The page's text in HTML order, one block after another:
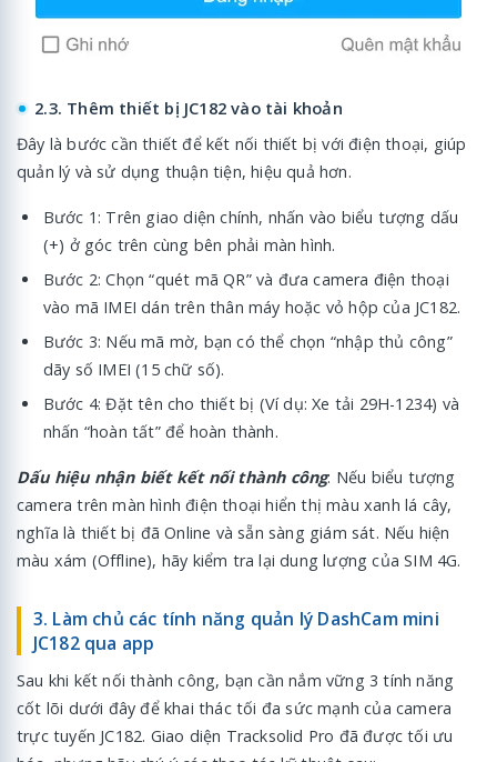
2.3. Thêm thiết bị JC182 vào tài khoản
Đây là bước cần thiết để kết nối thiết bị với điện thoại, giúp
quản lý và sử dụng thuận tiện, hiệu quả hơn.
Bước 1: Trên giao diện chính, nhấn vào biểu tượng dấu
(+) ở góc trên cùng bên phải màn hình.
Bước 2: Chọn “quét mã QR” và đưa camera điện thoại
vào mã IMEI dán trên thân máy hoặc vỏ hộp của JC182.
Bước 3: Nếu mã mờ, bạn có thể chọn “nhập thủ công”
dãy số IMEI (15 chữ số).
Bước 4: Đặt tên cho thiết bị (Ví dụ: Xe tải 29H-1234) và
nhấn “hoàn tất” để hoàn thành.
Dấu hiệu nhận biết kết nối thành công: Nếu biểu tượng
camera trên màn hình điện thoại hiển thị màu xanh lá cây,
nghĩa là thiết bị đã Online và sẵn sàng giám sát. Nếu hiện
màu xám (Offline), hãy kiểm tra lại dung lượng của SIM 4G.
3. Làm chủ các tính năng quản lý DashCam mini
JC182 qua app
Sau khi kết nối thành công, bạn cần nắm vững 3 tính năng
cốt lõi dưới đây để khai thác tối đa sức mạnh của camera
trực tuyến JC182. Giao diện Tracksolid Pro đã được tối ưu